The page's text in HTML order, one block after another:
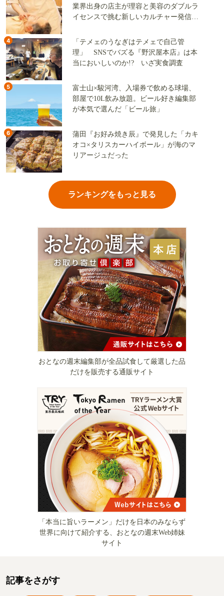
業界出身の店主が理容と美容のダブルラ
イセンスで挑む新しいカルチャー発信基
4
「テメェのうなぎはテメェで自己管
理」 SNSでバズる『野沢屋本店』は本
当においしいのか!? いざ実食調査
5
富士山×駿河湾、入場券で飲める球場、
部屋で10L飲み放題。ビール好き編集部
が本気で選んだ「ビール旅」
6
蒲田『お好み焼き辰』で発見した「カキ
オコ×タリスカーハイボール」が海のマ
リアージュだった
ランキングをもっと見る
おとなの週末編集部が全品試食して厳選した品
だけを販売する通販サイト
「本当に旨いラーメン」だけを日本のみならず
世界に向けて紹介する、おとなの週末Web姉妹
サイト
記事をさがす